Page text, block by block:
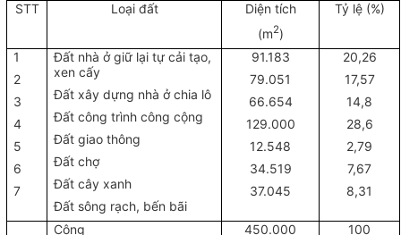
STT
Loại đất
Diện tích
(m2)
Tỷ lệ (%)
1
2
3
4
5
6
7
Đất nhà ở giữ lại tự cải tạo,
xen cấy
Đất xây dựng nhà ở chia lô
Đất công trình công cộng
Đất giao thông
Đất chợ
Đất cây xanh
Đất sông rạch, bến bãi
91.183
79.051
66.654
129.000
12.548
34.519
37.045
20,26
17,57
14,8
28,6
2,79
7,67
8,31
Cộng 450.000
100